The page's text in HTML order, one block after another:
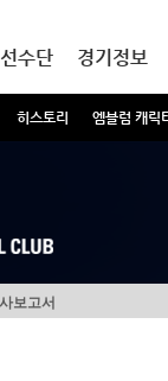
히스토리 엠블럼 캐릭
선수단 경기정보
보고서